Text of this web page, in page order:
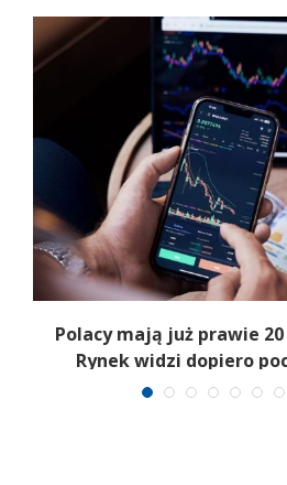
Polacy mają już prawie 20
Rynek widzi dopiero